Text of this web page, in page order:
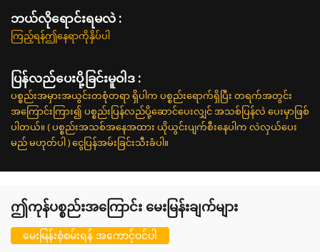
ဘယ်လိုရောင်းရမလဲ :
ကြည့်ရန်ဤနေရာကိုနှိပ်ပါ
ပြန်လည်ပေးပို့ခြင်းမူဝါဒ :
ပစ္စည်းအမှားအယွင်းတစုံတရာ ရှိပါက ပစ္စည်းရောက်ရှိပြီး တရက်အတွင်း
အကြောင်းကြား၍ ပစ္စည်းပြန်လည်ပို့ဆောင်ပေးလျှင် အသစ်ပြန်လဲ ပေးမှာဖြစ်
ပါတယ်။ ( ပစ္စည်းအသစ်အနေအထား ယိုယွင်းပျက်စီးနေပါက လဲလှယ်ပေး
မည် မဟုတ်ပါ ) ငွေပြန်အမ်းခြင်းသီးခံပါ။
ဤကုန်ပစ္စည်းအကြောင်း မေးမြန်းချက်များ
မေးမြန်းစုံစမ်းရန် အကောင့်ဝင်ပါ